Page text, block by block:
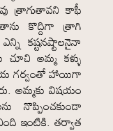
త్రాగుతావని కాఫీ
కొద్దిగా త్రాగి
కష్టనష్టాలనైనా
చూచి అమ్మ కళ్ళు
గర్వంతో హాయిగా
అమ్మకు విషయం
నొప్పించకుండా
ఇంటికి. తర్వాత